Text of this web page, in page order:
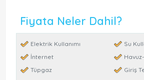
Fiyata Neler Dahil?
Elektrik Kullanımı
Su
İnternet
Tüpgaz
Giriş